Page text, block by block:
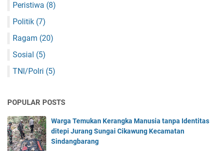
Peristiwa (8)
Politik (7)
Ragam (20)
Sosial (5)
TNI/Polri (5)
POPULAR POSTS
Warga Temukan Kerangka Manusia tanpa Identitas
ditepi Jurang Sungai Cikawung Kecamatan
Sindangbarang